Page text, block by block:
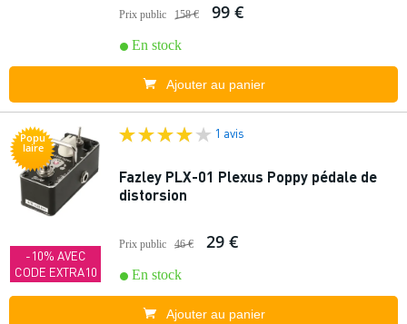
Prix public 158 € 99 €
En stock
Ajouter au panier
Popu
laire
-10% AVEC
CODE EXTRA10
1 avis
Fazley PLX-01 Plexus Poppy pédale de
distorsion
Prix public 46 € 29 €
En stock
Ajouter au panier